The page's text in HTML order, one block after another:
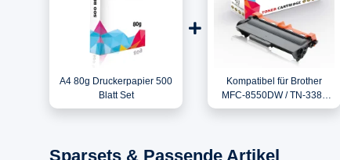
A4 80g Druckerpapier 500
Blatt Set
Kompatibel für Brother
MFC-8550DW / TN-3380
Toner Schwarz
Sparsets & Passende Artikel